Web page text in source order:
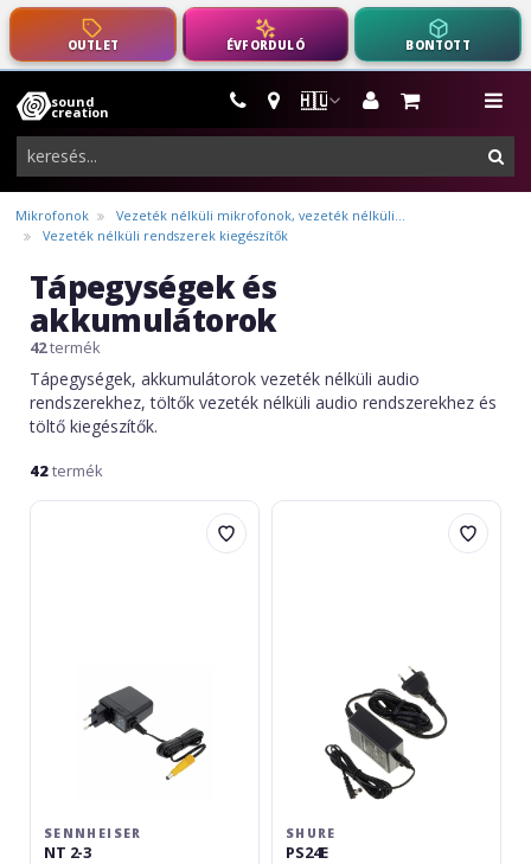
OUTLET ÉVFORDULÓ BONTOTT
🇭🇺
sound
creation
hangszerek,
pro-
audio
felszerelés
Mikrofonok
Vezeték nélküli mikrofonok, vezeték nélküli...
Vezeték nélküli rendszerek kiegészítők
Tápegységek és
akkumulátorok
42termék
Tápegységek, akkumulátorok vezeték nélküli audio
rendszerekhez, töltők vezeték nélküli audio rendszerekhez és
töltő kiegészítők.
42termék
Sennheiser
SENNHEISER
NT 2-3
Shure
SHURE
PS24E